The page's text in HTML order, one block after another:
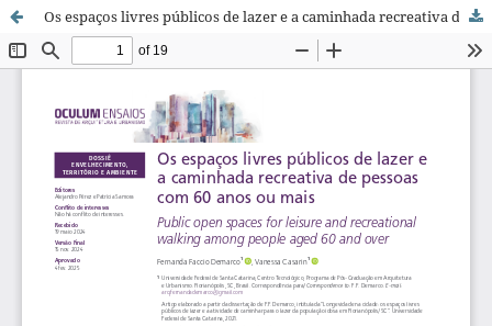
Os espaços livres públicos de lazer e a caminhada recreativa de pessoas com 60 anos ou mais